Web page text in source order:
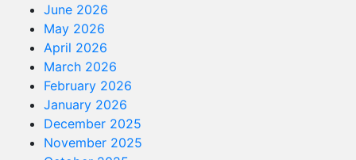
June 2026
May 2026
April 2026
March 2026
February 2026
January 2026
December 2025
November 2025